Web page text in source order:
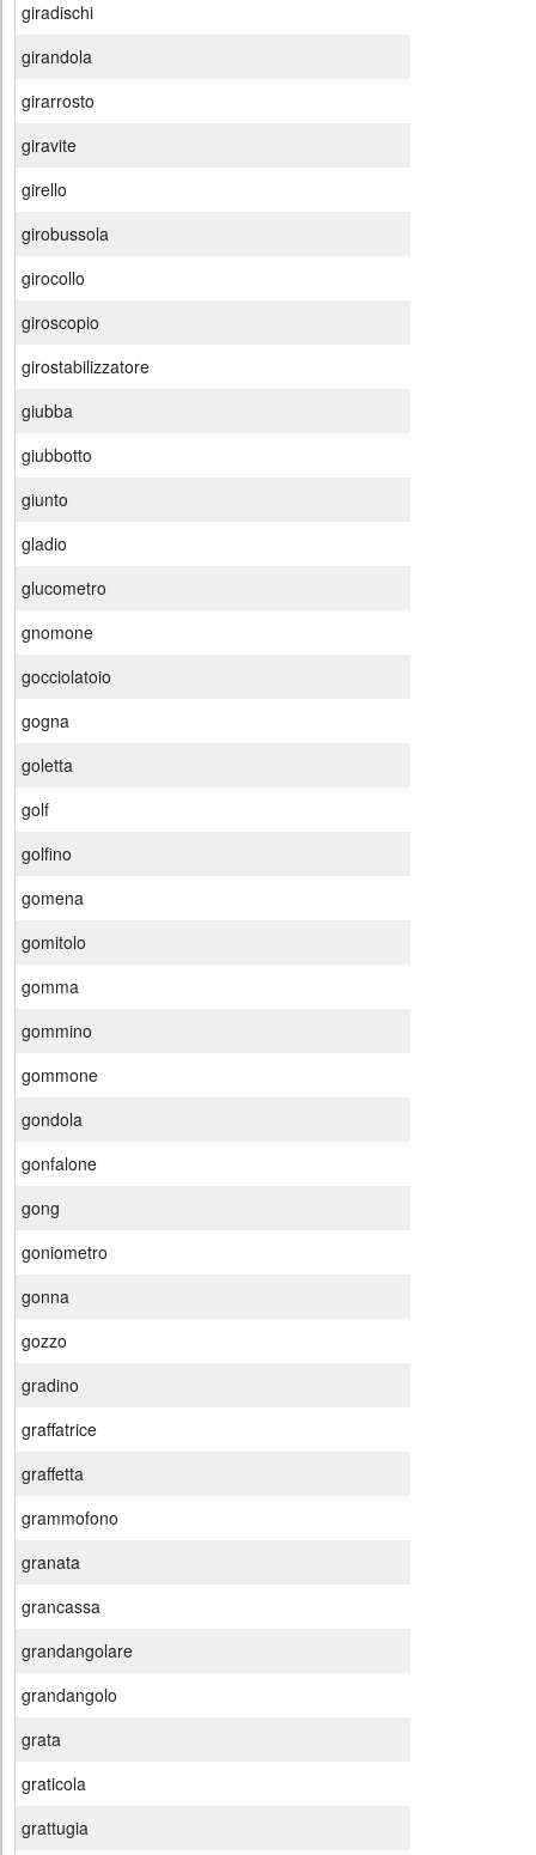
giradischi
girandola
girarrosto
giravite
girello
girobussola
girocollo
giroscopio
girostabilizzatore
giubba
giubbotto
giunto
gladio
glucometro
gnomone
gocciolatoio
gogna
goletta
golf
golfino
gomena
gomitolo
gomma
gommino
gommone
gondola
gonfalone
gong
goniometro
gonna
gozzo
gradino
graffatrice
graffetta
grammofono
granata
grancassa
grandangolare
grandangolo
grata
graticola
grattugia